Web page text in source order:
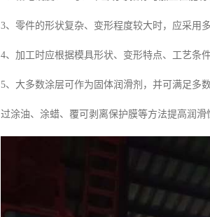
3、零件的形状复杂、变形程度较大时，应采用
4、加工时应根据模具形状、变形特点、工艺条
5、大多数涂层可作为固体润滑剂，并可满足多
过涂油、涂蜡、覆可剥离保护膜等方法提高润